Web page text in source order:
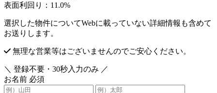
表面利回り： 11.0%
選択した物件についてWebに載っていない詳細情報も含めて
お送りします。
無理な営業等はございませんのでご安心ください。
＼ 登録不要・30秒入力のみ ／
お名前 必須